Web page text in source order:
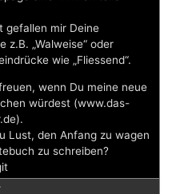
gefallen mir Deine
z.B. „Walweise“ oder
wie „Fliessend“.
wenn Du meine neue
würdest (www.das-
Lust, den Anfang zu wagen
zu schreiben?